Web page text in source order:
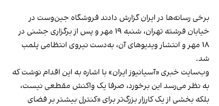
برخی رسانه‌ها در ایران گزارش دادند فروشگاه جین‌وست در
خیابان فرشته تهران، شنبه ۱۹ مهر و پس از برگزاری جشنی در
۱۸ مهر و انتشار ویدیوهای آن، به‌دست نیروی انتظامی پلمب
شد.
وب‌سایت خبری «آسیانیوز ایران» با اشاره به این اقدام نوشت که
به نظر می‌رسد این برخورد، صرفا یک واکنش مقطعی نیست،
بلکه بخشی از یک کارزار بزرگ‌تر برای «کنترل بیشتر بر فضای